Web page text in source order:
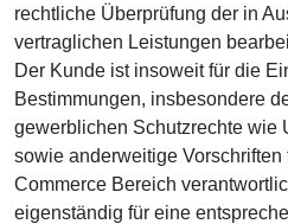
rechtliche Überprüfung der in
vertraglichen Leistungen
Der Kunde ist insoweit für die
Bestimmungen, insbesondere
gewerblichen Schutzrechte wie
sowie anderweitige Vorschriften
Commerce Bereich
eigenständig für eine